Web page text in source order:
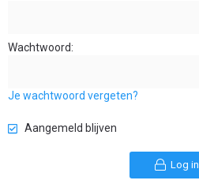
Wachtwoord
Je wachtwoord vergeten?
Aangemeld blijven
Log in